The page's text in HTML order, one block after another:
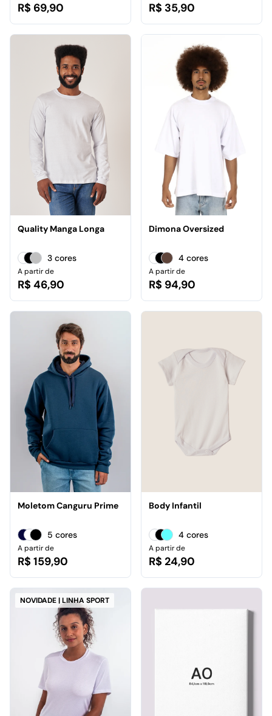
R$ 69,90 R$ 35,90
Quality Manga Longa
3 cores
A partir de
R$ 46,90
Dimona Oversized
4 cores
A partir de
R$ 94,90
Moletom Canguru Prime
5 cores
A partir de
R$ 159,90
Body Infantil
4 cores
A partir de
R$ 24,90
NOVIDADE | LINHA SPORT